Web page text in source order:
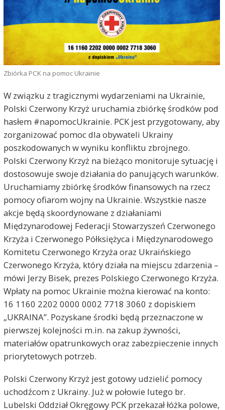
Zbiórka PCK na pomoc Ukrainie
W związku z tragicznymi wydarzeniami na Ukrainie,
Polski Czerwony Krzyż uruchamia zbiórkę środków pod
hasłem #napomocUkrainie. PCK jest przygotowany, aby
zorganizować pomoc dla obywateli Ukrainy
poszkodowanych w wyniku konfliktu zbrojnego.
Polski Czerwony Krzyż na bieżąco monitoruje sytuację i
dostosowuje swoje działania do panujących warunków.
Uruchamiamy zbiórkę środków finansowych na rzecz
pomocy ofiarom wojny na Ukrainie. Wszystkie nasze
akcje będą skoordynowane z działaniami
Międzynarodowej Federacji Stowarzyszeń Czerwonego
Krzyża i Czerwonego Półksiężyca i Międzynarodowego
Komitetu Czerwonego Krzyża oraz Ukraińskiego
Czerwonego Krzyża, który działa na miejscu zdarzenia –
mówi Jerzy Bisek, prezes Polskiego Czerwonego Krzyża.
Wpłaty na pomoc Ukrainie można kierować na konto:
16 1160 2202 0000 0002 7718 3060 z dopiskiem
„UKRAINA”. Pozyskane środki będą przeznaczone w
pierwszej kolejności m.in. na zakup żywności,
materiałów opatrunkowych oraz zabezpieczenie innych
priorytetowych potrzeb.
Polski Czerwony Krzyż jest gotowy udzielić pomocy
uchodźcom z Ukrainy. Już w połowie lutego br.
Lubelski Oddział Okręgowy PCK przekazał łóżka polowe,